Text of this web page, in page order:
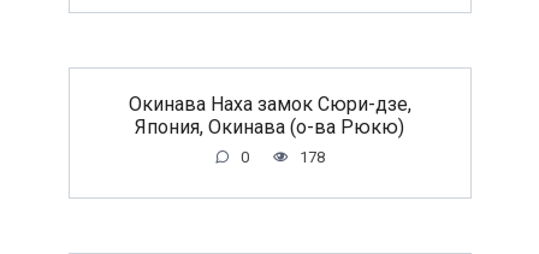
Окинава Наха замок Сюри-дзе,
Япония, Окинава (о-ва Рюкю)
0 178